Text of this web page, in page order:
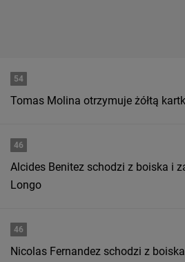
54
Tomas Molina otrzymuje żółtą
46
Alcides Benitez schodzi z boiska i
Longo
46
Nicolas Fernandez schodzi z